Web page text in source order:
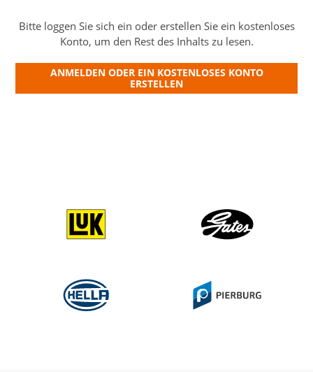
Techspirit
Über uns
Kontakt
unmittelbar…
Bitte loggen Sie sich ein oder erstellen Sie ein kostenloses
Konto, um den Rest des Inhalts zu lesen.
ANMELDEN ODER EIN KOSTENLOSES KONTO
ERSTELLEN